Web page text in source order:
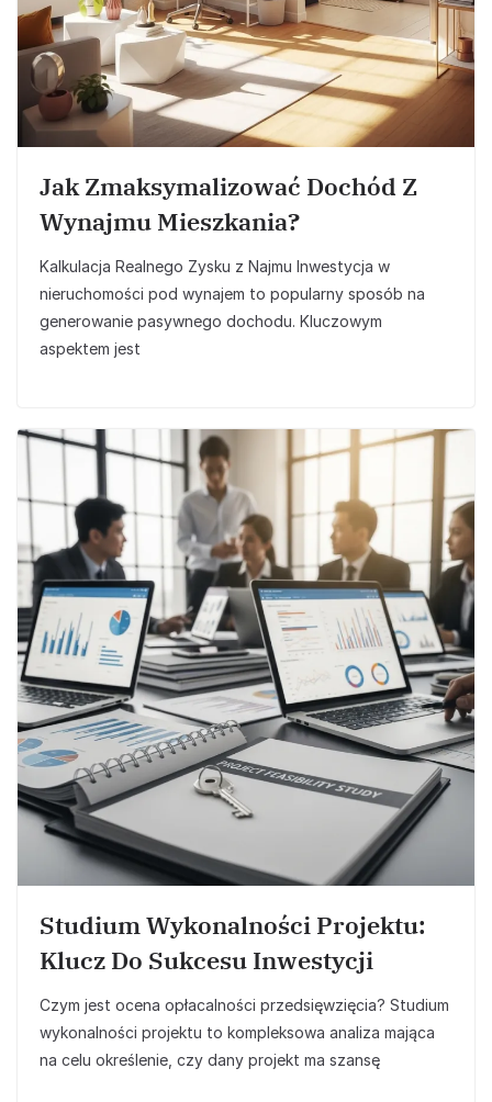
Jak Zmaksymalizować Dochód Z
Wynajmu Mieszkania?
Kalkulacja Realnego Zysku z Najmu Inwestycja w
nieruchomości pod wynajem to popularny sposób na
generowanie pasywnego dochodu. Kluczowym
aspektem jest
Studium Wykonalności Projektu:
Klucz Do Sukcesu Inwestycji
Czym jest ocena opłacalności przedsięwzięcia? Studium
wykonalności projektu to kompleksowa analiza mająca
na celu określenie, czy dany projekt ma szansę